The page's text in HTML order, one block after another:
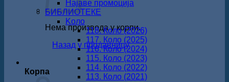
Нема производа у корпи.
Назад у продавницу
Корпа
Најаве промоција
БИБЛИОТЕКЕ
Koло
118. Коло (2026)
117. Коло (2025)
116. Коло (2024)
115. Коло (2023)
114. Коло (2022)
113. Коло (2021)